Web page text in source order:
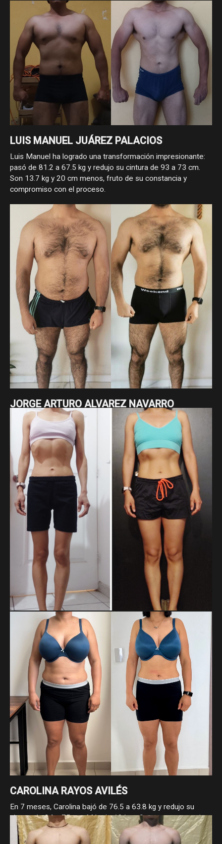
de cintura, pasando de 105 a 90 kg y de 96 a 81 cm. Como
asesorado ha demostrado que con constancia, estrategia y
compromiso, los cambios reales sí llegan.
LUIS MANUEL JUÁREZ PALACIOS
Luis Manuel ha logrado una transformación impresionante:
pasó de 81.2 a 67.5 kg y redujo su cintura de 93 a 73 cm.
Son 13.7 kg y 20 cm menos, fruto de su constancia y
compromiso con el proceso.
JORGE ARTURO ALVAREZ NAVARRO
Jorge Arturo ha estado comprometido con su proceso, en
el que ha pasado de 95 a 84.5 kg y ha reducido su cintura de
115 a 87 cm. Son 10.5 kg y 28 cm menos, resultado de su
constancia a largo plazo y su disciplina sostenida.
DOREIDA BAUTISTA APARICIO
Doreida llegó con bajo peso e hipotiroidismo, y hoy suma 3
kg de masa y 4 cm de cintura gracias a fases bien
estructuradas. Un proceso guiado por la paciencia, la
constancia y el enfoque.
CAROLINA RAYOS AVILÉS
En 7 meses, Carolina bajó de 76.5 a 63.8 kg y redujo su
cintura de 84 a 75 cm. Más de 12 kg y 9 cm menos, gracias
a su constancia y compromiso con el proceso. Los cambios
reales llegan cuando se trabaja con enfoque.